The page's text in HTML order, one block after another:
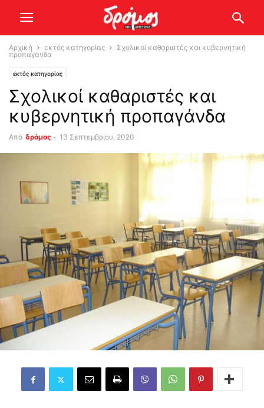
Αρχική εκτός κατηγορίας
Σχολικοί καθαριστές και κυβερνητική
προπαγάνδα
εκτός κατηγορίας
Σχολικοί καθαριστές και
κυβερνητική προπαγάνδα
Από δρόμος - 13 Σεπτεμβρίου, 2020